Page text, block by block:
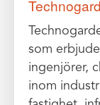
som
ingenjörer,
inom